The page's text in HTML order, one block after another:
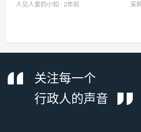
人见人爱的小知 · 2年前
采
关注每一个
行政人的声音